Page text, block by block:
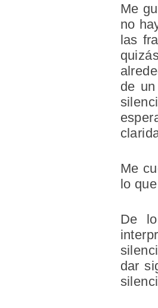
Me
no
las
de
Me
lo
De
dar